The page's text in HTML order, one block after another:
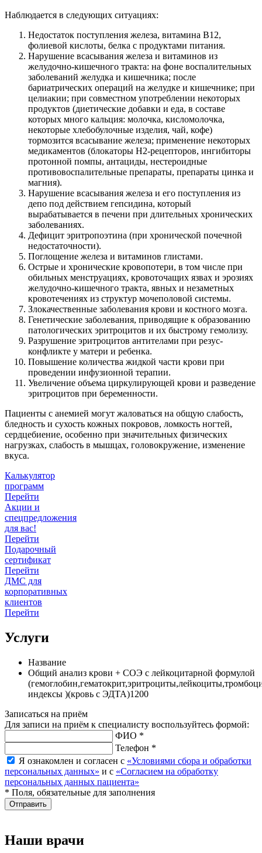
Наблюдается в следующих ситуациях:
Недостаток поступления железа, витамина В12,
фолиевой кислоты, белка с продуктами питания.
Нарушение всасывания железа и витаминов из
желудочно-кишечного тракта: на фоне воспалительных
заболеваний желудка и кишечника; после
бариатрических операций на желудке и кишечнике; при
целиакии; при совместном употреблении некоторых
продуктов (диетические добавки и еда, в составе
которых много кальция: молочка, кисломолочка,
некоторые хлебобулочные изделия, чай, кофе)
тормозится всасывание железа; применение некоторых
медикаментов (блокаторы Н2-рецепторов, ингибиторы
протонной помпы, антациды, нестероидные
противовоспалительные препараты, препараты цинка и
магния).
Нарушение всасывания железа и его поступления из
депо под действием гепсидина, который
вырабатывается в печени при длительных хронических
заболеваниях.
Дефицит эритропоэтина (при хронической почечной
недостаточности).
Поглощение железа и витаминов глистами.
Острые и хронические кровопотери, в том числе при
обильных менструациях, кровоточащих язвах и эрозиях
желудочно-кишечного тракта, явных и незаметных
кровотечениях из структур мочеполовой системы.
Злокачественные заболевания крови и костного мозга.
Генетические заболевания, приводящие к образованию
патологических эритроцитов и их быстрому гемолизу.
Разрушение эритроцитов антителами при резус-
конфликте у матери и ребенка.
Повышение количества жидкой части крови при
проведении инфузионной терапии.
Увеличение объема циркулирующей крови и разведение
эритроцитов при беременности.
Пациенты с анемией могут жаловаться на общую слабость,
бледность и сухость кожных покровов, ломкость ногтей,
сердцебиение, особенно при значительных физических
нагрузках, слабость в мышцах, головокружение, изменение
вкуса.
Калькулятор
программ
Перейти
Акции и
спецпредложения
для вас!
Перейти
Подарочный
сертификат
Перейти
ДМС для
корпоративных
клиентов
Перейти
Услуги
Название
Общий анализ крови + СОЭ с лейкоцитарной формулой
индексы )(кровь с ЭДТА)1200
Записаться на приём
Для записи на приём к специалисту воспользуйтесь формой:
ФИО *
Телефон *
Я ознакомлен и согласен с «Условиями сбора и обработки
персональных данных» и с «Согласием на обработку
персональных данных пациента»
* Поля, обязательные для заполнения
Отправить
Наши врачи